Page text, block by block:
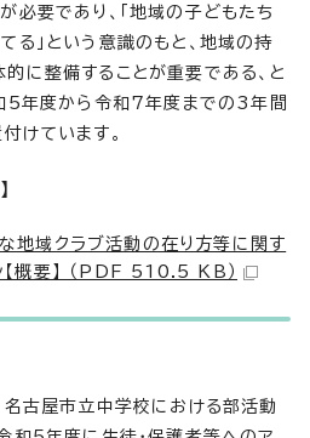
必要であり、「地域の子どもたち
る」という意識のもと、地域の持
に整備することが重要である、と
5年度から令和7年度までの3年間
けています。
地域クラブ活動の在り方等に関す
【概要】 （PDF 510.5 KB）
名古屋市立中学校における部活動